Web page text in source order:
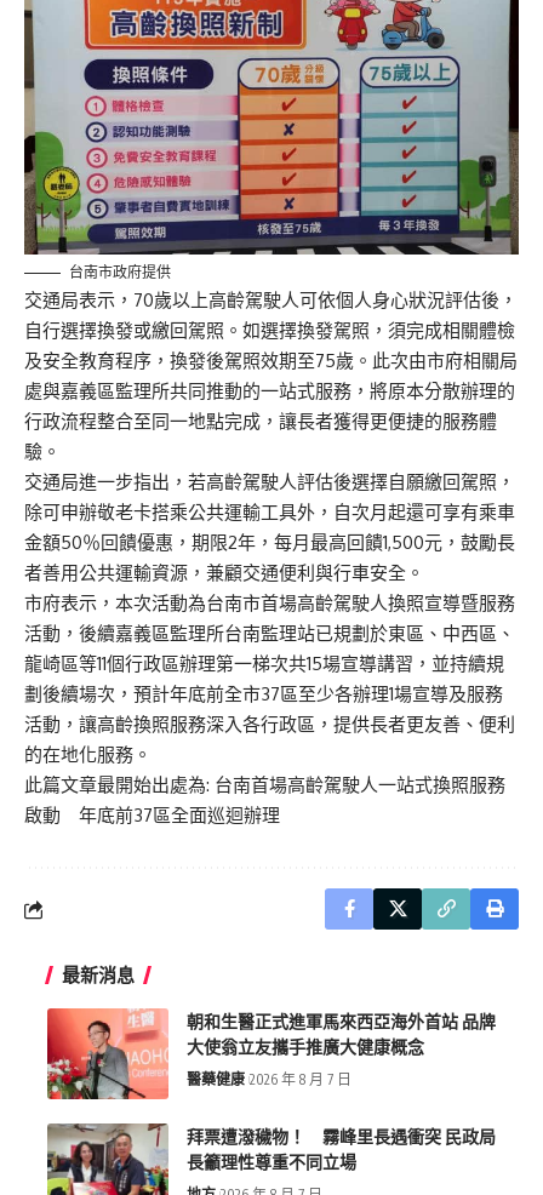
台南市政府提供
交通局表示，70歲以上高齡駕駛人可依個人身心狀況評估後，
自行選擇換發或繳回駕照。如選擇換發駕照，須完成相關體檢
及安全教育程序，換發後駕照效期至75歲。此次由市府相關局
處與嘉義區監理所共同推動的一站式服務，將原本分散辦理的
行政流程整合至同一地點完成，讓長者獲得更便捷的服務體
驗。
交通局進一步指出，若高齡駕駛人評估後選擇自願繳回駕照，
除可申辦敬老卡搭乘公共運輸工具外，自次月起還可享有乘車
金額50％回饋優惠，期限2年，每月最高回饋1,500元，鼓勵長
者善用公共運輸資源，兼顧交通便利與行車安全。
市府表示，本次活動為台南市首場高齡駕駛人換照宣導暨服務
活動，後續嘉義區監理所台南監理站已規劃於東區、中西區、
龍崎區等11個行政區辦理第一梯次共15場宣導講習，並持續規
劃後續場次，預計年底前全市37區至少各辦理1場宣導及服務
活動，讓高齡換照服務深入各行政區，提供長者更友善、便利
的在地化服務。
此篇文章最開始出處為: 台南首場高齡駕駛人一站式換照服務
啟動 年底前37區全面巡迴辦理
最新消息
朝和生醫正式進軍馬來西亞海外首站 品牌
大使翁立友攜手推廣大健康概念
醫藥健康 2026 年 8 月 7 日
拜票遭潑穢物！ 霧峰里長遇衝突 民政局
長籲理性尊重不同立場